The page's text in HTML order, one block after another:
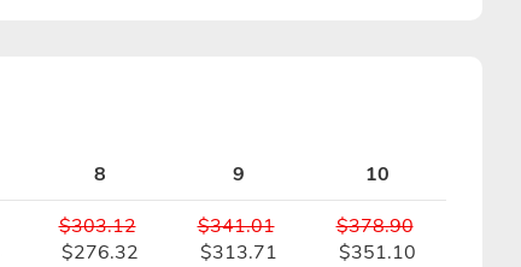
8 9
10
$303.12
$276.32
$341.01
$313.71
$378.90
$351.10